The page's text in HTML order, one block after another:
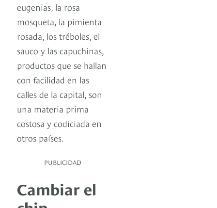
eugenias, la rosa
mosqueta, la pimienta
rosada, los tréboles, el
sauco y las capuchinas,
productos que se hallan
con facilidad en las
calles de la capital, son
una materia prima
costosa y codiciada en
otros países.
PUBLICIDAD
Cambiar el